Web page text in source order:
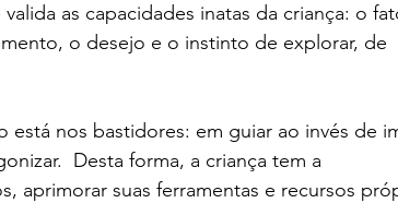
as capacidades inatas da criança: o
o desejo e o instinto de explorar, de
nos bastidores: em guiar ao invés de
Desta forma, a criança tem a
aprimorar suas ferramentas e recursos